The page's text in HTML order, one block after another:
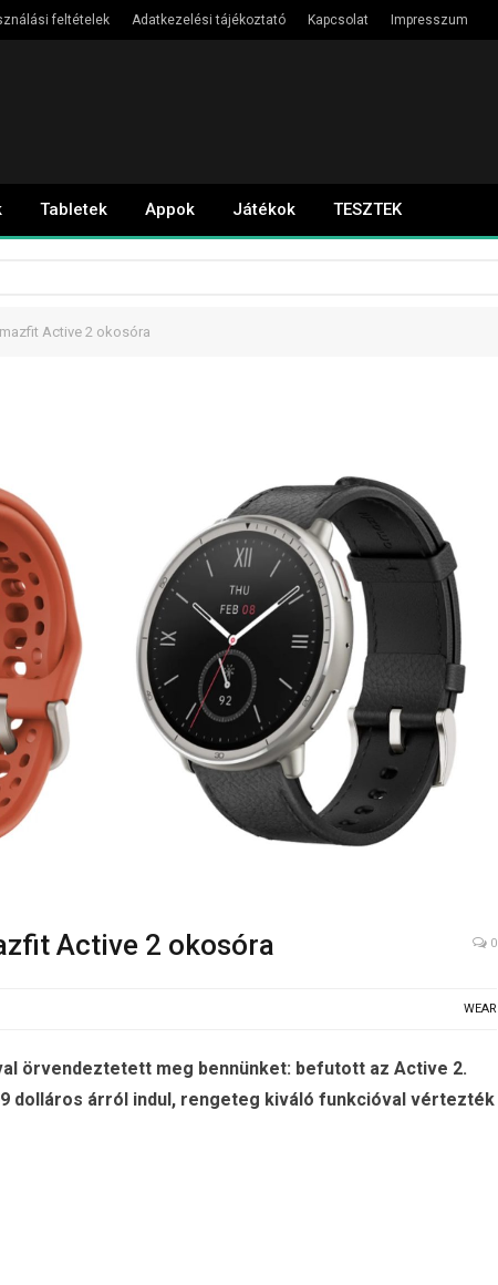
feltételek Adatkezelési tájékoztató Kapcsolat Impresszum
Tabletek Appok Játékok TESZTEK
Active 2 okosóra
Active 2 okosóra 0
WEAR
örvendeztetett meg bennünket: befutott az Active 2.
dolláros árról indul, rengeteg kiváló funkcióval vértezték